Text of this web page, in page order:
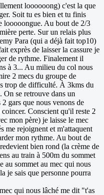
loooooong) c'est la que
Soit tu es bien et tu finis
looooongue. Au bout de 2/3
perte. Sur un relais plus
Para (qui a déjà fait top10)
exprès de laisser la cassure je
de rythme. Finalement il
à 3... Au milieu du col nous
2 mecs du groupe de
trop de difficulté. À 3kms du
On se retrouve dans un
gars que nous venons de
Conscient qu'il reste 2
mon père) je laisse le mec
me rejoignent et m'attaquent
mon rythme. Au bout de
bien rond (la crème de
au train à 500m du sommet
au sommet au mec qui nous
sais que personne pourra
qui nous lâché me dit "t'as